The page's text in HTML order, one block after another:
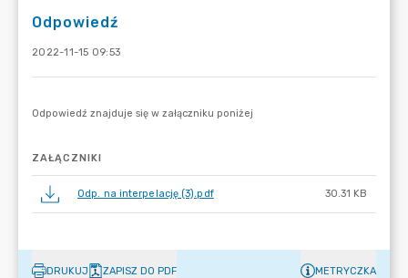
Odpowiedź
2022-11-15 09:53
ZAŁĄCZNIKI
Odp. na interpelację (3).pdf 30.31 KB
DRUKUJ ZAPISZ DO PDF METRYCZKA